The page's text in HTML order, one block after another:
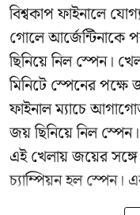
বিশ্বকাপ ফাইনালে
গোলে আর্জেন্টিনাকে
ছিনিয়ে নিল স্পেন।
মিনিটে স্পেনের
ফাইনাল ম্যাচে
জয় ছিনিয়ে নিল স্পেন।
এই খেলায় জয়ের সঙ্গে
চ্যাম্পিয়ন হল